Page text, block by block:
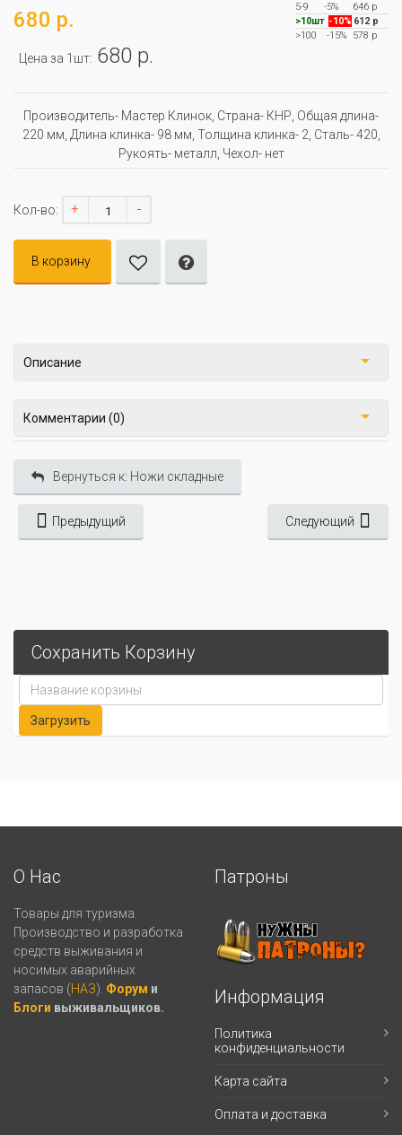
680 р.
Цена за 1шт: 680 р.
5-9
-5%
646 р
>10шт -10% 612 р
>100
-15% 578 р
Производитель- Мастер Клинок, Страна- КНР, Oбщая длина-
220 мм, Длина клинка- 98 мм, Толщина клинка- 2, Сталь- 420,
Рукоять- металл, Чехол- нет
Кол-во: + -
В корзину
Описание
Комментарии (0)
Вернуться к: Ножи складные
Предыдущий Следующий
Сохранить Корзину
О Нас
Товары для туризма.
Производство и разработка
средств выживания и
носимых аварийных
запасов (НАЗ). Форум и
Блоги выживальщиков.
Патроны
Информация
Политика
конфиденциальности
Карта сайта
Оплата и доставка